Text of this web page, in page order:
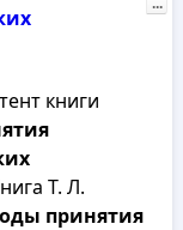
книги
Т. Л.
принятия
...